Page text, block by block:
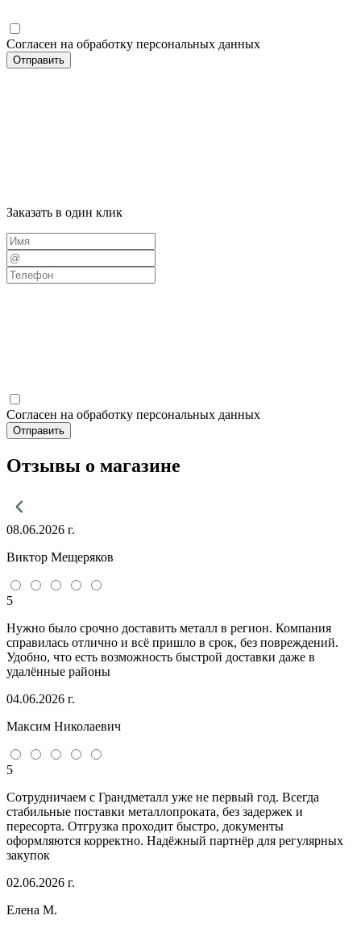
Согласен на обработку персональных данных
Отправить
Заказать в один клик
Согласен на обработку персональных данных
Отправить
Отзывы о магазине
08.06.2026 г.
Виктор Мещеряков
5
Нужно было срочно доставить металл в регион. Компания
справилась отлично и всё пришло в срок, без повреждений.
Удобно, что есть возможность быстрой доставки даже в
удалённые районы
04.06.2026 г.
Максим Николаевич
5
Сотрудничаем с Грандметалл уже не первый год. Всегда
стабильные поставки металлопроката, без задержек и
пересорта. Отгрузка проходит быстро, документы
оформляются корректно. Надёжный партнёр для регулярных
закупок
02.06.2026 г.
Елена М.